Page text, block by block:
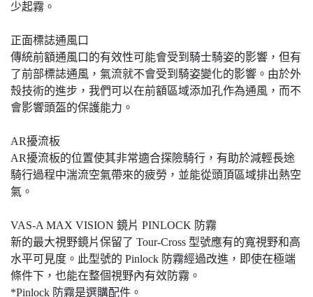
少起霧。
正面標誌通風口
傳統前額通風口的有效性可能會受到騎士騎姿的影響，但有
了前部標誌通風，氣流就不會受到騎姿變化的影響。由於外
殼技術的進步，我們可以在前額區域添加孔作為通風，而不
會影響頭盔的保護能力。
AR擾流板
AR擾流板的位置使其非常適合探險騎行，有助於減輕長途
騎行過程中湍流空氣帶來的疲勞，並能從頭頂區域排出熱空
氣。
VAS-A MAX VISION 鏡片 PINLOCK 防霧
新的最大視野鏡片保留了 Tour-Cross 型號應有的寬視野和高
水平可見度。此型號的 Pinlock 防霧經過改進，即使在極端
條件下，也能在整個視野內有效防霧。
*Pinlock 防霧是選購配件。